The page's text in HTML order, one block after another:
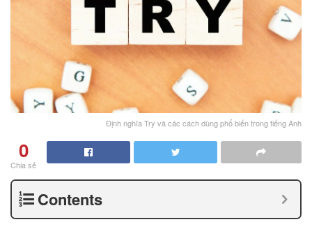
Định nghĩa Try và các cách dùng phổ biến trong tiếng Anh
0
Chia sẻ
Contents